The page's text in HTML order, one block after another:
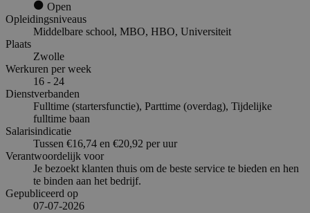
Open
Opleidingsniveaus
Middelbare school, MBO, HBO, Universiteit
Plaats
Zwolle
Werkuren per week
16 - 24
Dienstverbanden
Fulltime (startersfunctie), Parttime (overdag), Tijdelijke
fulltime baan
Salarisindicatie
Tussen €16,74 en €20,92 per uur
Verantwoordelijk voor
Je bezoekt klanten thuis om de beste service te bieden en hen
te binden aan het bedrijf.
Gepubliceerd op
07-07-2026